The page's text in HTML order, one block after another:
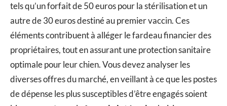
tels qu’un forfait de 50 euros pour la stérilisation et un
autre de 30 euros destiné au premier vaccin. Ces
éléments contribuent à alléger le fardeau financier des
propriétaires, tout en assurant une protection sanitaire
optimale pour leur chien. Vous devez analyser les
diverses offres du marché, en veillant à ce que les postes
de dépense les plus susceptibles d’être engagés soient